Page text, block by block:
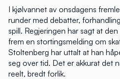
I kjølvannet av onsdagens
runder med debatter,
spill. Regjeringen har sagt at
frem en stortingsmelding om
Stoltenberg har uttalt at han
seg over tid. Det er akkurat det
reelt, bredt forlik.